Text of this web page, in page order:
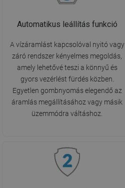
Automatikus leállítás funkció
A vízáramlást kapcsolóval nyitó vagy
záró rendszer kényelmes megoldás,
amely lehetővé teszi a könnyű és
gyors vezérlést fürdés közben.
Egyetlen gombnyomás elegendő az
áramlás megállításához vagy másik
üzemmódra váltáshoz.